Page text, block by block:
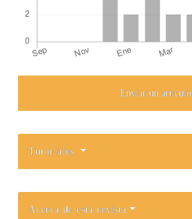
Detalles del artículoEnviar un artículo
Tutoriales
Acerca de esta revista